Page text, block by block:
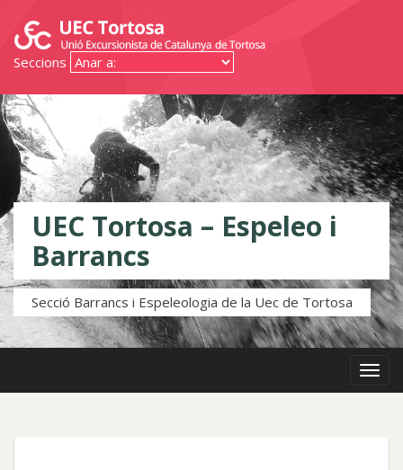
Seccions
UEC Tortosa – Espeleo i
Barrancs
Secció Barrancs i Espeleologia de la Uec de Tortosa
Menú